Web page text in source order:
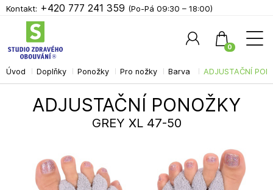
Úvod Doplňky Ponožky Pro nožky Barva ADJUSTAČNÍ
ADJUSTAČNÍ PONOŽKY
GREY XL 47-50
Kontakt: +420 777 241 359 (Po-Pá 09:30 – 18:00)
0